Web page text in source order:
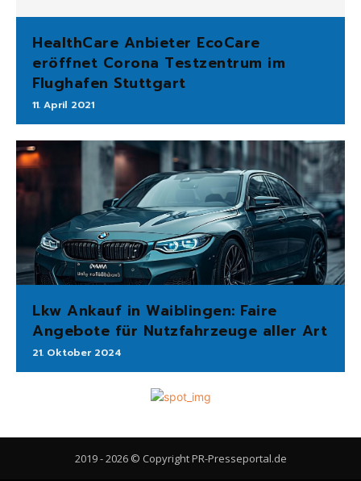
HealthCare Anbieter EcoCare
eröffnet Corona Testzentrum im
Flughafen Stuttgart
11. April 2021
Lkw Ankauf in Waiblingen: Faire
Angebote für Nutzfahrzeuge aller Art
21. Oktober 2024
2019 - 2026 © Copyright PR-Presseportal.de